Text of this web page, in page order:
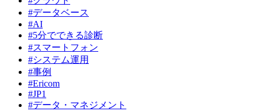
#データベース
#AI
#5分でできる診断
#スマートフォン
#システム運用
#事例
#Ericom
#JP1
#データ・マネジメント